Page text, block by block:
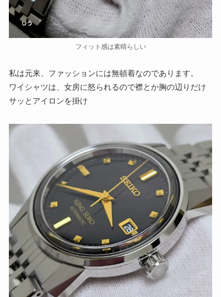
フィット感は素晴らしい
私は元来、ファッションには無頓着なのであります。
ワイシャツは、女房に怒られるので襟とか胸の辺りだけ
サッとアイロンを掛け